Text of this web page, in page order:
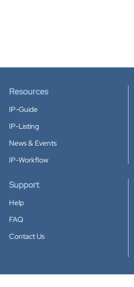
Resources
IP-Guide
IP-Listing
News & Events
IP-Workflow
Support
Help
FAQ
Contact Us